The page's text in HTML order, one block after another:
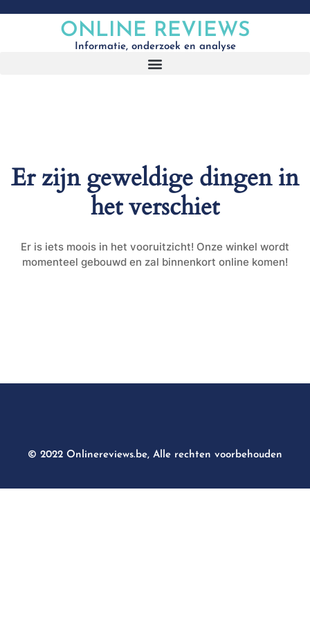
ONLINE REVIEWS
Informatie, onderzoek en analyse
Er zijn geweldige dingen in
het verschiet
Er is iets moois in het vooruitzicht! Onze winkel wordt
momenteel gebouwd en zal binnenkort online komen!
© 2022 Onlinereviews.be, Alle rechten voorbehouden